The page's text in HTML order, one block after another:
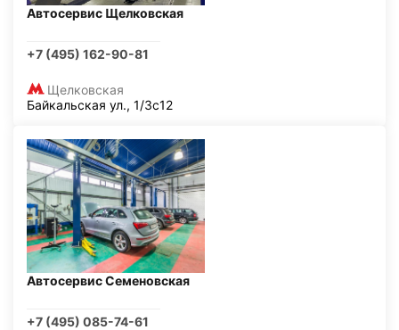
Автосервис Щелковская
+7 (495) 162-90-81
Щелковская
Байкальская ул., 1/3с12
Автосервис Семеновская
+7 (495) 085-74-61